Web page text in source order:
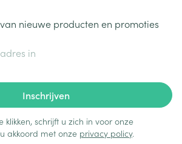
nieuwe producten en promoties
Inschrijven
klikken, schrijft u zich in voor onze
akkoord met onze privacy policy.